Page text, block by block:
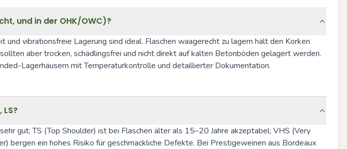
und in der OHK/OWC)?
vibrationsfreie Lagerung sind ideal. Flaschen waagerecht zu lagern hält den Korken
aber trocken, schädlingsfrei und nicht direkt auf kalten Betonböden gelagert werden.
Lagerhäusern mit Temperaturkontrolle und detaillierter Dokumentation.
gut; TS (Top Shoulder) ist bei Flaschen älter als 15–20 Jahre akzeptabel; VHS (Very
bergen ein hohes Risiko für geschmackliche Defekte. Bei Prestigeweinen aus Bordeaux